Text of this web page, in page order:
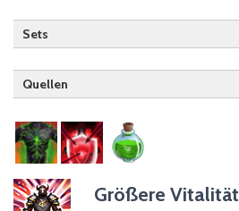
Sets
Quellen
Drachenritter
Größere Vitalität